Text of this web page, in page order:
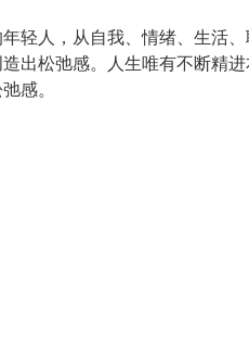
轻人，从自我、情绪、生活
出松弛感。人生唯有不断精
感。